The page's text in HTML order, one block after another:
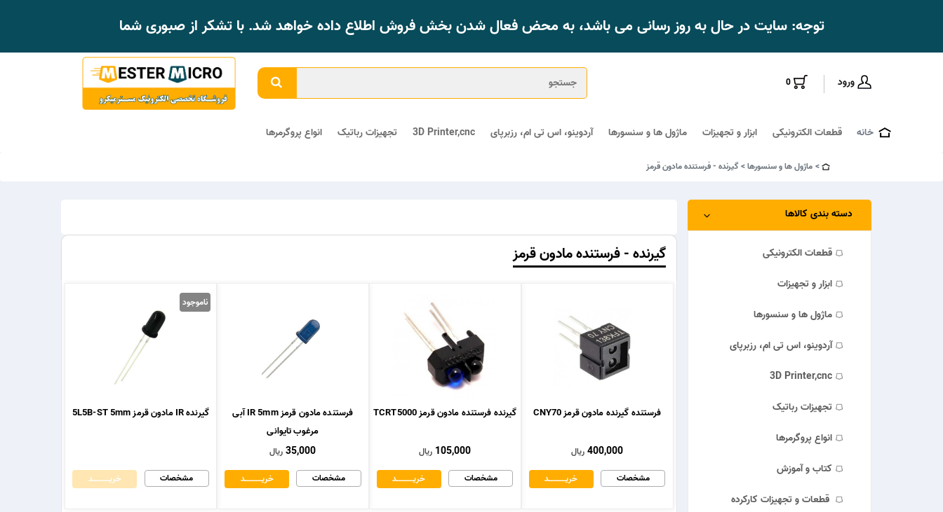
توجه: سایت در حال به روز رسانی می باشد، به محض فعال شدن بخش فروش اطلاع داده خواهد شد. با تشکر از صبوری شما
0 ورود
خانه قطعات الکترونیکی ابزار و تجهیزات ماژول ها و سنسورها آردوینو، اس تی ام، رزبرپای 3D Printer,cnc تجهیزات رباتیک انواع پروگرمرها
ماژول ها و سنسورها گیرنده - فرستنده مادون قرمز
گیرنده - فرستنده مادون قرمز
فرستنده گیرنده مادون قرمز CNY70
400,000 ریال
مشخصات
خریــــــــــــد
گیرنده فرستنده مادون قرمز TCRT5000
105,000 ریال
مشخصات
خریــــــــــــد
فرستنده مادون قرمز IR 5mm آبی
مرغوب تایوانی
35,000 ریال
مشخصات
خریــــــــــــد
ناموجود
گیرنده IR مادون قرمز 5L5B-ST 5mm
مشخصات خریــــــــــــد
دسته بندی کالاها
قطعات الکترونیکی
ابزار و تجهیزات
ماژول ها و سنسورها
آردوینو، اس تی ام، رزبرپای
3D Printer,cnc
تجهیزات رباتیک
انواع پروگرمرها
کتاب و آموزش